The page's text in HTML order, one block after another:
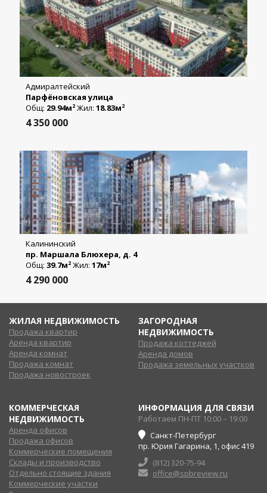
Адмиралтейский
Парфёновская улица
Общ: 29.94м2 Жил: 18.83м2
4 350 000
Калининский
пр. Маршала Блюхера, д. 4
Общ: 39.7м2 Жил: 17м2
4 290 000
ЖИЛАЯ НЕДВИЖИМОСТЬ
Продажа квартир
Аренда квартир
Аренда комнат
Продажа комнат
Продажа новостроек
ЗАГОРОДНАЯ
НЕДВИЖИМОСТЬ
Продажа коттеджей
Аренда домов
Продажа земельных участков
КОММЕРЧЕСКАЯ
НЕДВИЖИМОСТЬ
Аренда офисов
Продажа офисов
Коммерческие помещения
Склады и производство
Отдельно стоящие здания
Коммерческие участки
ИНФОРМАЦИЯ ДЛЯ СВЯЗИ
Работаем ПН-ПТ 10:00 – 19:00
Санкт-Петербург
пр. Юрия Гагарина, 1, офис 419
(812) 320-75-94
office@spbreview.ru